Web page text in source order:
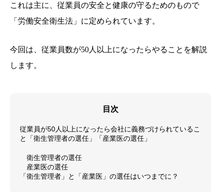
これは主に、従業員の安全と健康の守るためのもので
「労働安全衛生法」に定められています。
今回は、従業員数が50人以上になったらやることを解説
します。
目次
従業員が50人以上になったら会社に義務づけられているこ
と「衛生管理者の選任」「産業医の選任」
衛生管理者の選任
産業医の選任
「衛生管理者」と「産業医」の選任はいつまでに？